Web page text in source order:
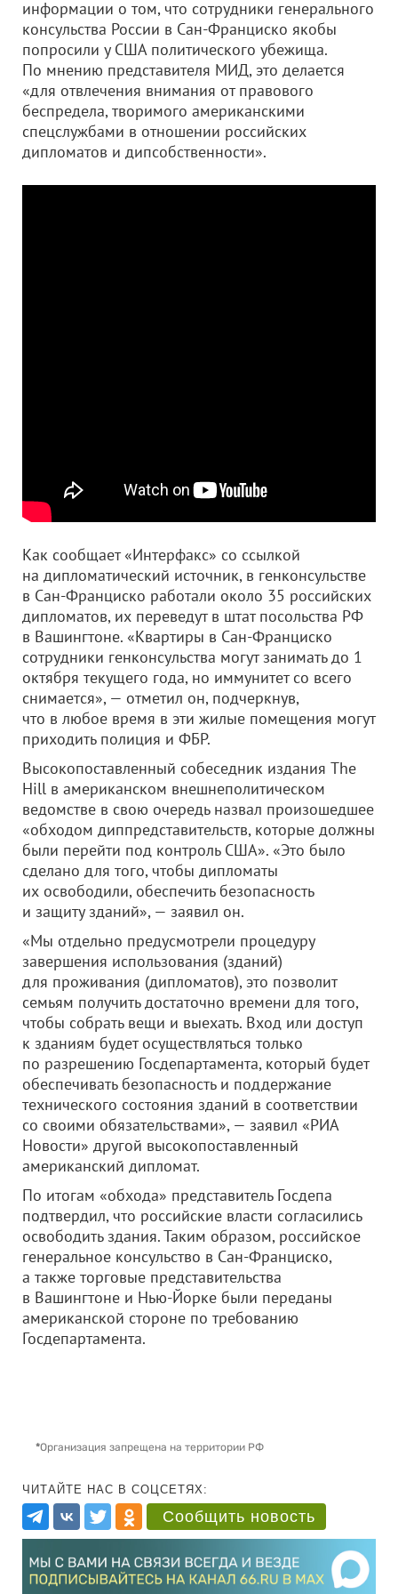
информации о том, что сотрудники генерального
консульства России в Сан-Франциско якобы
попросили у США политического убежища.
По мнению представителя МИД, это делается
«для отвлечения внимания от правового
беспредела, творимого американскими
спецслужбами в отношении российских
дипломатов и дипсобственности».
Как сообщает «Интерфакс» со ссылкой
на дипломатический источник, в генконсульстве
в Сан-Франциско работали около 35 российских
дипломатов, их переведут в штат посольства РФ
в Вашингтоне. «Квартиры в Сан-Франциско
сотрудники генконсульства могут занимать до 1
октября текущего года, но иммунитет со всего
снимается», — отметил он, подчеркнув,
что в любое время в эти жилые помещения могут
приходить полиция и ФБР.
Высокопоставленный собеседник издания The
Hill в американском внешнеполитическом
ведомстве в свою очередь назвал произошедшее
«обходом диппредставительств, которые должны
были перейти под контроль США». «Это было
сделано для того, чтобы дипломаты
их освободили, обеспечить безопасность
и защиту зданий», — заявил он.
«Мы отдельно предусмотрели процедуру
завершения использования (зданий)
для проживания (дипломатов), это позволит
семьям получить достаточно времени для того,
чтобы собрать вещи и выехать. Вход или доступ
к зданиям будет осуществляться только
по разрешению Госдепартамента, который будет
обеспечивать безопасность и поддержание
технического состояния зданий в соответствии
со своими обязательствами», — заявил «РИА
Новости» другой высокопоставленный
американский дипломат.
По итогам «обхода» представитель Госдепа
подтвердил, что российские власти согласились
освободить здания. Таким образом, российское
генеральное консульство в Сан-Франциско,
а также торговые представительства
в Вашингтоне и Нью-Йорке были переданы
американской стороне по требованию
Госдепартамента.
*Организация запрещена на территории РФ
ЧИТАЙТЕ НАС В СОЦСЕТЯХ:
Сообщить новость